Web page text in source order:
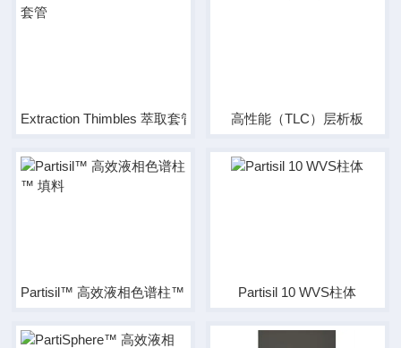
Extraction Thimbles 萃取套管 高性能（TLC）层析板
Partisil™ 高效液相色谱柱™ 填料 Partisil 10 WVS柱体